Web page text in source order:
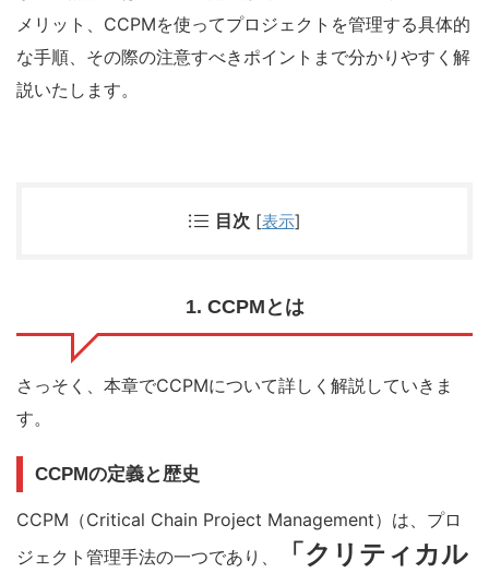
メリット、 CCPMを使ってプロジェクトを管理する具体的
な手順、その際の注意すべきポイントまで分かりやすく解
説いたします。
目次 [表示]
1. CCPMとは
さっそく、本章でCCPMについて詳しく解説していきま
す。
CCPMの定義と歴史
CCPM（Critical Chain Project Management）は、プロ
ジェクト管理手法の一つであり、
「クリティカル